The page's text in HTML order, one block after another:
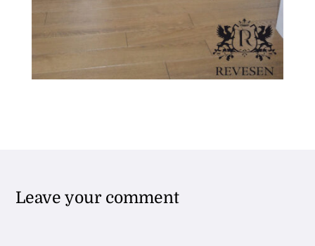
Leave your comment